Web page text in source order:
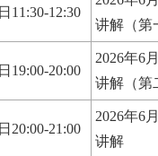
11:30-12:30
讲解（第
19:00-20:00
2026年6
讲解（第
20:00-21:00
2026年6
讲解